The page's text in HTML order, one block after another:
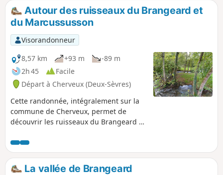
le lavoir de Trousse Chemise, la vallée
du Mousson, l'ancien moulin à vent de
la Truite, le plan d'eau de Cherveux -
Saint-Christophe, des châtaigniers
centenaires et le Logis de Seneuil.
Autour des ruisseaux du Brangeard et
du Marcussusson
Visorandonneur
8,57 km
+93 m
-89 m
2h 45
Facile
Départ à Cherveux (Deux-Sèvres)
Cette randonnée, intégralement sur la
commune de Cherveux, permet de
découvrir les ruisseaux du Brangeard et
chemins de randonnée et des petites
routes de campagne en passant par
quelques hameaux.
La vallée de Brangeard